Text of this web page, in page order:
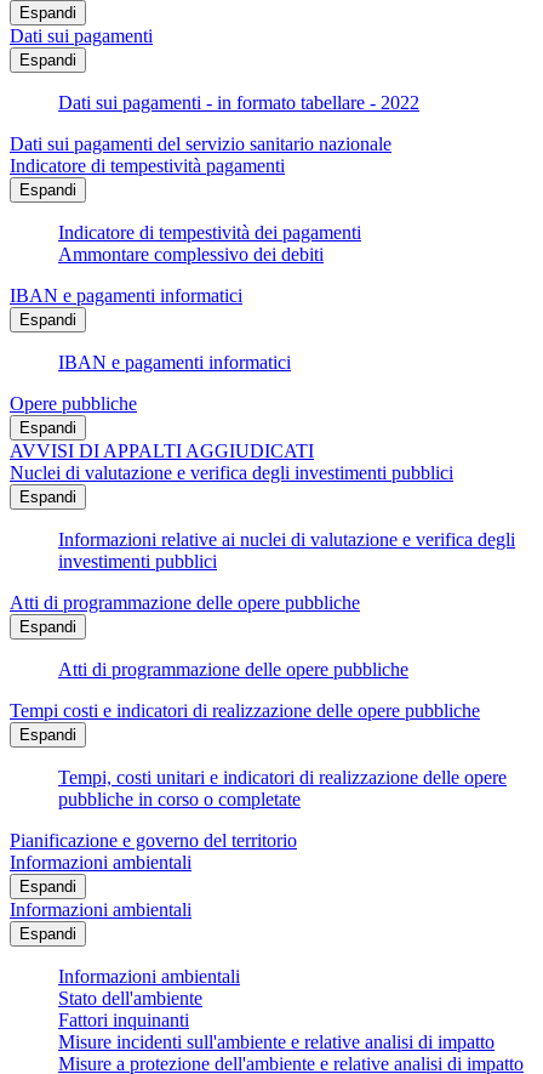
Espandi
Dati sui pagamenti
Espandi
Dati sui pagamenti - in formato tabellare - 2022
Dati sui pagamenti del servizio sanitario nazionale
Indicatore di tempestività pagamenti
Espandi
Indicatore di tempestività dei pagamenti
Ammontare complessivo dei debiti
IBAN e pagamenti informatici
Espandi
IBAN e pagamenti informatici
Opere pubbliche
Espandi
AVVISI DI APPALTI AGGIUDICATI
Nuclei di valutazione e verifica degli investimenti pubblici
Espandi
Informazioni relative ai nuclei di valutazione e verifica degli
investimenti pubblici
Atti di programmazione delle opere pubbliche
Espandi
Atti di programmazione delle opere pubbliche
Tempi costi e indicatori di realizzazione delle opere pubbliche
Espandi
Tempi, costi unitari e indicatori di realizzazione delle opere
pubbliche in corso o completate
Pianificazione e governo del territorio
Informazioni ambientali
Espandi
Informazioni ambientali
Espandi
Informazioni ambientali
Stato dell'ambiente
Fattori inquinanti
Misure incidenti sull'ambiente e relative analisi di impatto
Misure a protezione dell'ambiente e relative analisi di impatto